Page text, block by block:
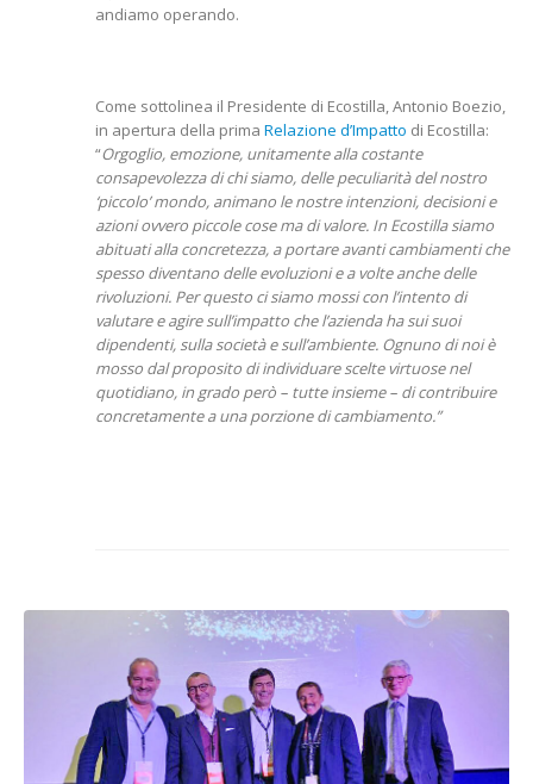
andiamo operando.
Come sottolinea il Presidente di Ecostilla, Antonio Boezio,
in apertura della prima Relazione d’Impatto di Ecostilla:
“Orgoglio, emozione, unitamente alla costante
consapevolezza di chi siamo, delle peculiarità del nostro
‘piccolo’ mondo, animano le nostre intenzioni, decisioni e
azioni ovvero piccole cose ma di valore. In Ecostilla siamo
abituati alla concretezza, a portare avanti cambiamenti che
spesso diventano delle evoluzioni e a volte anche delle
rivoluzioni. Per questo ci siamo mossi con l’intento di
valutare e agire sull’impatto che l’azienda ha sui suoi
dipendenti, sulla società e sull’ambiente. Ognuno di noi è
mosso dal proposito di individuare scelte virtuose nel
quotidiano, in grado però – tutte insieme – di contribuire
concretamente a una porzione di cambiamento.”